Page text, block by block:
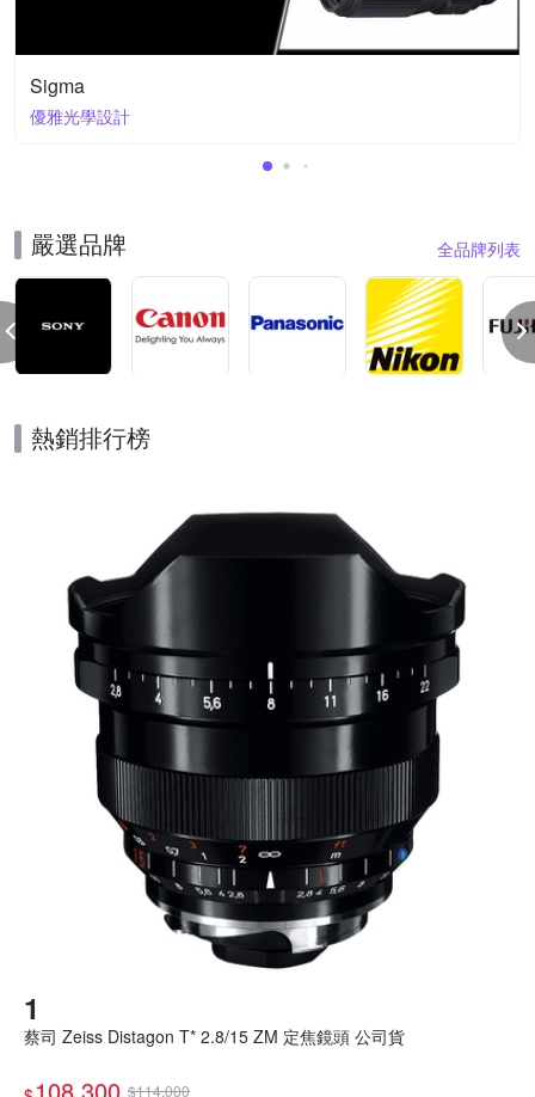
Sigma
優雅光學設計
嚴選品牌 全品牌列表
熱銷排行榜
蔡司 Zeiss Distagon T* 2.8/15 ZM 定焦鏡頭 公司貨
$114,000